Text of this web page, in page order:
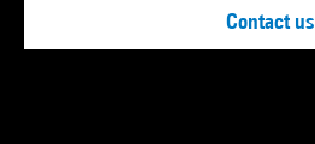
Contact us